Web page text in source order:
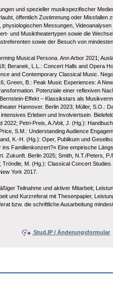
und spezieller musikspezifischer
öffentlich Zustimmung oder Missfallen
Messungen,
und Musiktheatertypen sowie die
sowie der Besuch von
Musical Persona. Ann Arbor 2021;
Beranek, L.L.: Concert Halls and Opera
and Contemporary Classical Music.
B.: Peak Music Experiences: A
Potenziale einer reflexiven
Effekt – Klassikstars als
Hannover. Berlin 2023; Müller, S.O.:
Erleben und Involviertsein.
Petri-Preis, A./Voit, J. (Hg.):
S.M.: Understanding Audience
K.-H. (Hg.): Oper, Publikum und
Familienkonzert?« Eine empirische
Berlin 2025; Smith, N.T./Peters,
M. (Hg.): Classical Concert
York 2017.
Teilnahme und aktiver Mitarbeit;
und Kurzreferat mit Thesenpapier,
bzw. die schriftliche Ausarbeitung
Stud.IP / Änderungsformular